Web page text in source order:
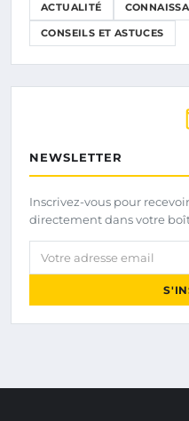
ACTUALITÉ
CONSEILS ET ASTUCES
NEWSLETTER
Inscrivez-vous pour
directement dans votre
Votre adresse email